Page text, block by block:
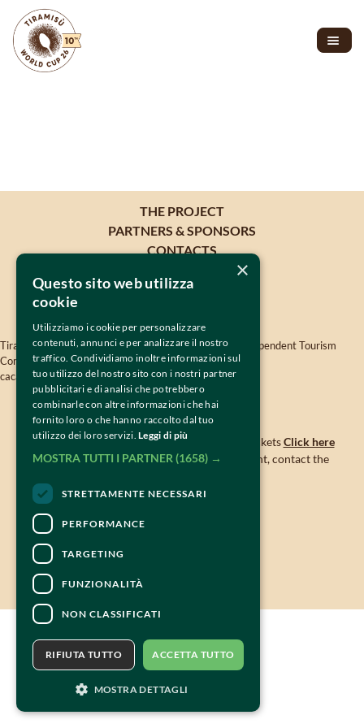
THE PROJECT
PARTNERS & SPONSORS
CONTACTS
Tiramisù World Cup is oganised by TWISSEN- The Independent Tourism
Company Srls - VAT 04819380264 -twissen.com-
cacao@tiramisuworldcup.com
CONTACTS
For information and support in purchasing ticketsClick here
For information on the program and the event, contact the
Accessibility statement
×
Questo sito web utilizza
cookie
Utilizziamo i cookie per personalizzare
contenuti, annunci e per analizzare il nostro
traffico. Condividiamo inoltre informazioni sul
tuo utilizzo del nostro sito con i nostri partner
pubblicitari e di analisi che potrebbero
combinarle con altre informazioni che hai
fornito loro o che hanno raccolto dal tuo
utilizzo dei loro servizi. Leggi di più
MOSTRA TUTTI I PARTNER (1658) →
STRETTAMENTE NECESSARI
PERFORMANCE
TARGETING
FUNZIONALITÀ
NON CLASSIFICATI
ACCETTA TUTTO
RIFIUTA TUTTO
MOSTRA DETTAGLI